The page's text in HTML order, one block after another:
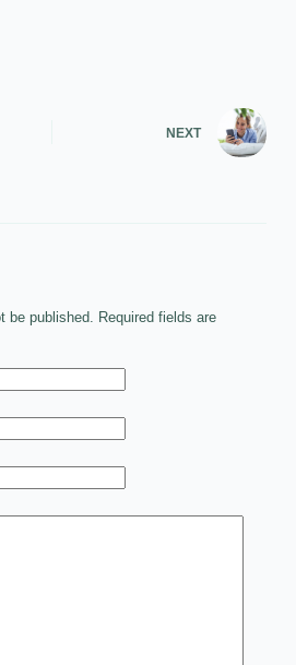
NEXT
be published.
Required fields are